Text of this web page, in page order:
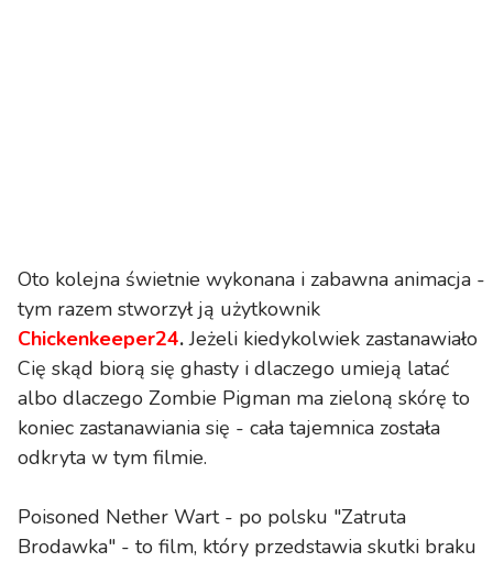
Oto kolejna świetnie wykonana i zabawna animacja -
tym razem stworzył ją użytkownik
Chickenkeeper24.Jeżeli kiedykolwiek zastanawiało
Cię skąd biorą się ghasty i dlaczego umieją latać
albo dlaczego Zombie Pigman ma zieloną skórę to
koniec zastanawiania się - cała tajemnica została
odkryta w tym filmie.
Poisoned Nether Wart - po polsku "Zatruta
Brodawka" - to film, który przedstawia skutki braku